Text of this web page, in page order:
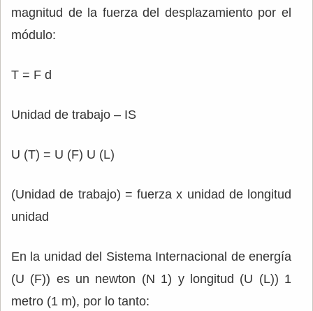
magnitud de la fuerza del desplazamiento por el
módulo:
T = F d
Unidad de trabajo – IS
U (T) = U (F) U (L)
(Unidad de trabajo) = fuerza x unidad de longitud
unidad
En la unidad del Sistema Internacional de energía
(U (F)) es un newton (N 1) y longitud (U (L)) 1
metro (1 m), por lo tanto: